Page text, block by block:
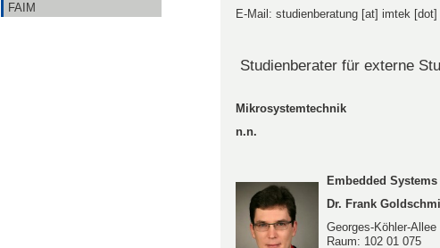
FAIM
E-Mail: studienberatung [at] imtek
Studienberater für externe
Mikrosystemtechnik
n.n.
Embedded
Dr. Frank
Georges-Köhler-Allee
Raum: 102 01 075